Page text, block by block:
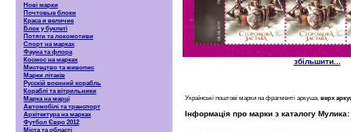
Нові марки
Почтовые блоки
Краса и величие
Блок у буклеті
Потяги та локомотиви
Спорт на марках
Фауна та флора
Космос на марках
Мистецтво та живопис
Марки літаків
Русскiй воєнний корабль
Кораблі та вітрильники
Марка на марці
Автомобілі та транспорт
Архітектура на марках
Футбол Євро 2012
Міста та області
збільшити...
Українські поштові марки на фрагменті аркуша. верх
Інформація про марки з каталогу Мулика: